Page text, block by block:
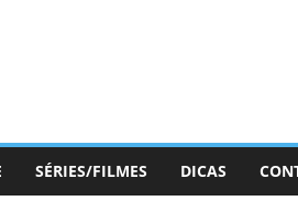
SÉRIES/FILMES DICAS